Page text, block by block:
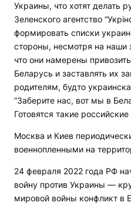
Украины, что хотят делать
Зеленского агентство
формировать списки
стороны, несмотря на наши
что они намерены
Беларусь и заставлять их
родителям, будто
“Заберите нас, вот мы в
Готовятся такие российские
Москва и Киев
военнопленными на
24 февраля 2022 года РФ
войну против Украины —
мировой войны конфликт в